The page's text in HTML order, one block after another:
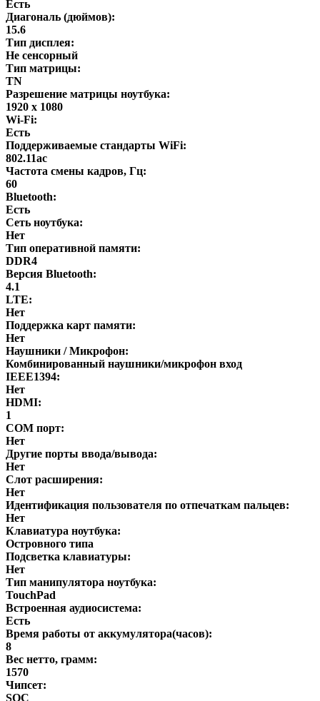
Есть
Диагональ (дюймов):
15.6
Тип дисплея:
Не сенсорный
Тип матрицы:
TN
Разрешение матрицы ноутбука:
1920 x 1080
Wi-Fi:
Есть
Поддерживаемые стандарты WiFi:
802.11ac
Частота смены кадров, Гц:
60
Bluetooth:
Есть
Сеть ноутбука:
Нет
Тип оперативной памяти:
DDR4
Версия Bluetooth:
4.1
LTE:
Нет
Поддержка карт памяти:
Нет
Наушники / Микрофон:
Комбинированный наушники/микрофон вход
IEEE1394:
Нет
HDMI:
1
COM порт:
Нет
Другие порты ввода/вывода:
Нет
Слот расширения:
Нет
Идентификация пользователя по отпечаткам пальцев:
Нет
Клавиатура ноутбука:
Островного типа
Подсветка клавиатуры:
Нет
Тип манипулятора ноутбука:
TouchPad
Встроенная аудиосистема:
Есть
Время работы от аккумулятора(часов):
8
Вес нетто, грамм:
1570
Чипсет:
SOC